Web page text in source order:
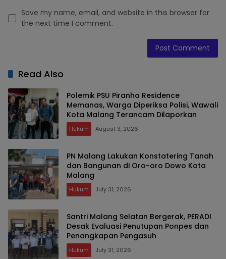
Save my name, email, and website in this browser for
the next time I comment.
Read Also
Polemik PSU Piranha Residence
Memanas, Warga Diperiksa Polisi, Wawali
Kota Malang Terancam Dilaporkan
Hukum August 3, 2026
PN Malang Lakukan Konstatering Tanah
dan Bangunan di Oro-oro Dowo Kota
Malang
Hukum July 31, 2026
Santri Malang Selatan Bergerak, PERADI
Desak Evaluasi Penutupan Ponpes dan
Penangkapan Pengasuh
Hukum July 31, 2026